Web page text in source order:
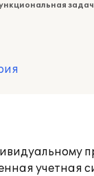
учетная